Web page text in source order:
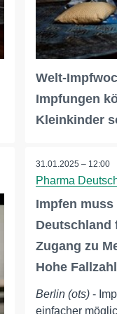
Welt-
Impfungen
Kleinkinder
31.01.2025 – 12:00
Pharma
Impfen
Deutschland
Zugang zu
Hohe
Berlin (ots)-
einfacher